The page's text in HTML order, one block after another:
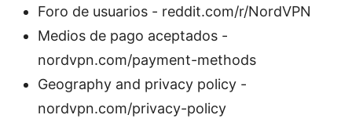
Foro de usuarios - reddit.com/r/NordVPN
Medios de pago aceptados -
nordvpn.com/payment-methods
Geography and privacy policy -
nordvpn.com/privacy-policy